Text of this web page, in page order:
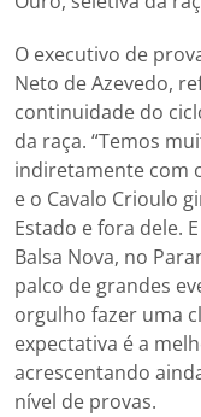
O executivo de
Neto de Azevedo,
continuidade do
da raça. “Temos
indiretamente com
e o Cavalo Crioulo
Estado e fora dele.
Balsa Nova, no
palco de grandes
orgulho fazer uma
expectativa é a
acrescentando
nível de provas.